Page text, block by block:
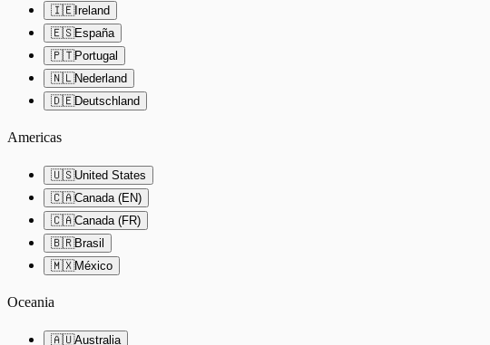
🇮🇪Ireland
🇪🇸España
🇵🇹Portugal
🇳🇱Nederland
🇩🇪Deutschland
Americas
🇺🇸United States
🇨🇦Canada (EN)
🇨🇦Canada (FR)
🇧🇷Brasil
🇲🇽México
Oceania
🇦🇺Australia